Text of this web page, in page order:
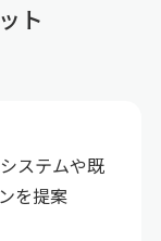
ト
ステムや既
を提案